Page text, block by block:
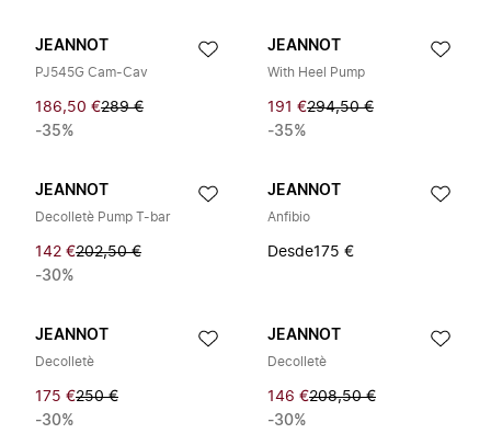
JEANNOT
PJ545G Cam-Cav
186,50 €289 €
-35%
JEANNOT
With Heel Pump
191 €294,50 €
-35%
JEANNOT
Decolletè Pump T-bar
142 €202,50 €
-30%
JEANNOT
Anfibio
Desde175 €
JEANNOT
Decolletè
175 €250 €
-30%
JEANNOT
Decolletè
146 €208,50 €
-30%